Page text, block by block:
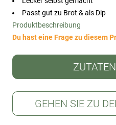
Passt gut zu Brot & als Dip
Produktbeschreibung
Du hast eine Frage zu diesem
GEHEN SIE ZU